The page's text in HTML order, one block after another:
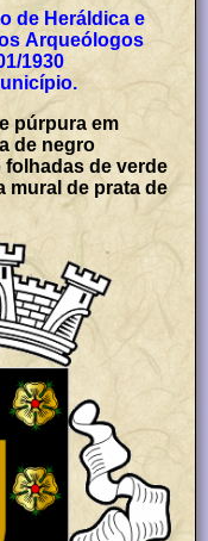
de Heráldica e
Arqueólogos
1930
púrpura em
de negro
de verde
mural de prata de